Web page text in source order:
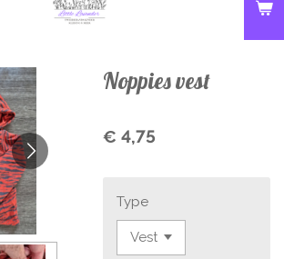
Noppies vest
€ 4,75
Type